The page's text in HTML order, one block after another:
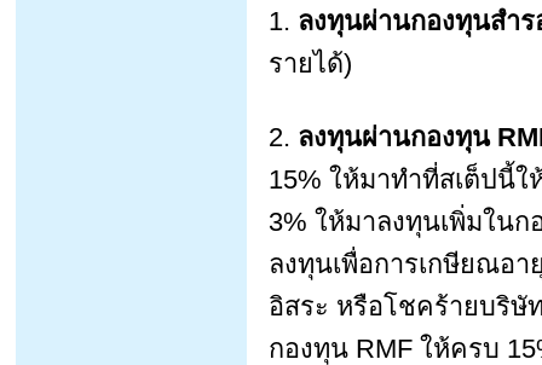
1. ลงทุนผ่านกองทุนสำร
รายได้)
2. ลงทุนผ่านกองทุน
15% ให้มาทำที่สเต็ปนี้
3% ให้มาลงทุนเพิ่มใน
ลงทุนเพื่อการเกษียณอา
อิสระ หรือโชคร้ายบริษั
กองทุน RMF ให้ครบ